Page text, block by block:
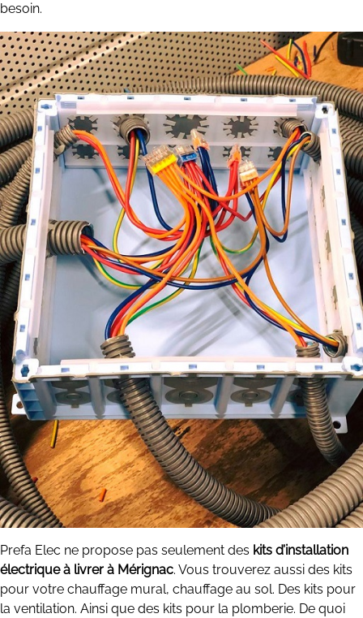
besoin.
Prefa Elec ne propose pas seulement des kits d’installation
électrique à livrer à Mérignac. Vous trouverez aussi des kits
pour votre chauffage mural, chauffage au sol. Des kits pour
la ventilation. Ainsi que des kits pour la plomberie. De quoi